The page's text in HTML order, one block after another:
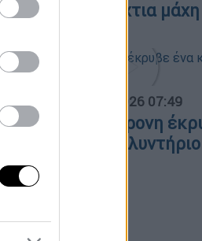
και ολονύχτια μάχη
Ελλάδος... 07.08.2026 07:49
46χρονη
ηρωίνη στο πλυντήριο